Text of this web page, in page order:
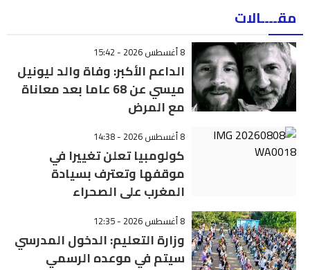
مقــــالات
8 أغسطس 2026 - 15:42
الداعم الأكبر: وفاة والد ليونيل
ميسي عن 68 عاما بعد معاناة
مع المرض
8 أغسطس 2026 - 14:38
كولومبيا تعلن تغييرا في
موقفها وتعترف بسيادة
المغرب على الصحراء
8 أغسطس 2026 - 12:35
وزارة التعليم: الدخول المدرسي
سیتم في موعده الرسمي